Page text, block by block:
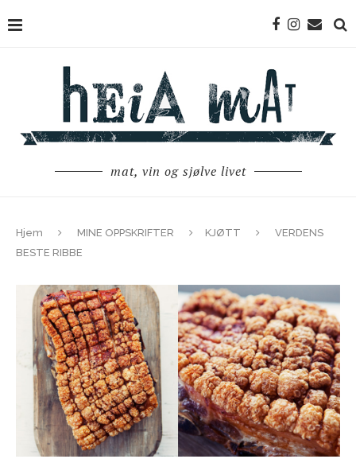
mat, vin og sjølve livet
Hjem MINE OPPSKRIFTER KJØTT
VERDENS
BESTE RIBBE